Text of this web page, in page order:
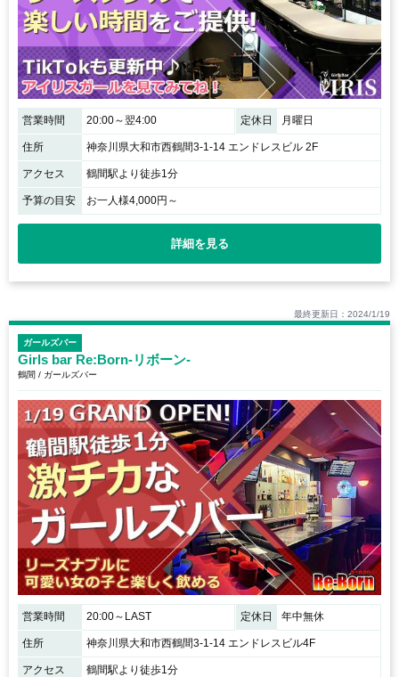
営業時間 20:00～翌4:00 定休日 月曜日
住所 神奈川県大和市西鶴間3-1-14 エンドレスビル 2F
アクセス 鶴間駅より徒歩1分
予算の目安 お一人様4,000円～
詳細を見る
最終更新日：2024/1/19
ガールズバー
Girls bar Re:Born-リボーン-
鶴間 / ガールズバー
営業時間 20:00～LAST 定休日 年中無休
住所 神奈川県大和市西鶴間3-1-14 エンドレスビル4F
アクセス 鶴間駅より徒歩1分